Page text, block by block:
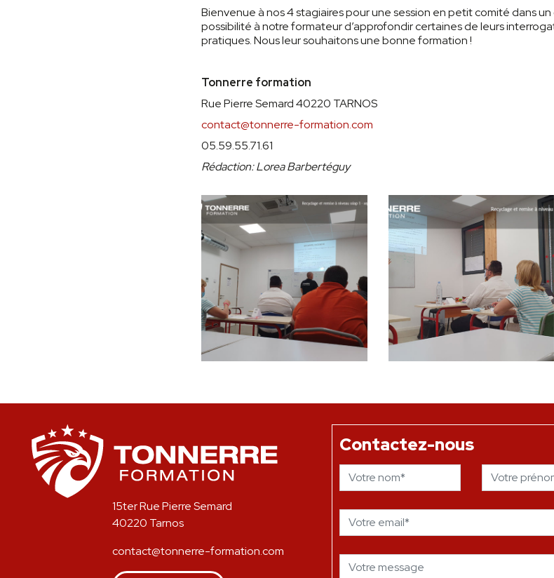
Bienvenue à nos 4 stagiaires pour une session en petit comité dans
possibilité à notre formateur d’approfondir certaines de leurs
pratiques. Nous leur souhaitons une bonne formation !
Tonnerre formation
Rue Pierre Semard 40220 TARNOS
contact@tonnerre-formation.com
05.59.55.71.61
Rédaction: Lorea Barbertéguy
15ter Rue Pierre Semard
40220 Tarnos
contact@tonnerre-formation.com
Contactez-nous